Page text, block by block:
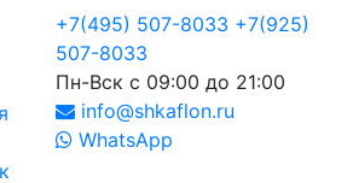
+7(495) 507-8033 +7(925)
507-8033
Пн-Вск с 09:00 до 21:00
info@shkaflon.ru
WhatsApp